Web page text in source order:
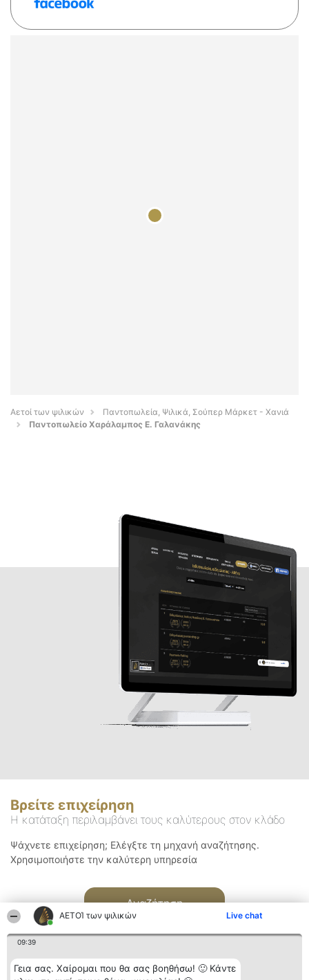
ΑΕΤΟΊ των ψιλικών Live chat
09:39
Γεια σας. Χαίρομαι που θα σας βοηθήσω! 🙂 Κάντε
Αετοί των ψιλικών
Παντοπωλεία, Ψιλικά, Σούπερ Μάρκετ - Χανιά
Παντοπωλείο Χαράλαμπος Ε. Γαλανάκης
Βρείτε επιχείρηση
Η κατάταξη περιλαμβάνει τους καλύτερους στον κλάδο
Ψάχνετε επιχείρηση; Ελέγξτε τη μηχανή αναζήτησης.
Χρησιμοποιήστε την καλύτερη υπηρεσία
Αναζήτηση